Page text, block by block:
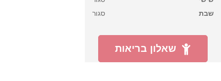
שבת
סגור
שאלון בריאות